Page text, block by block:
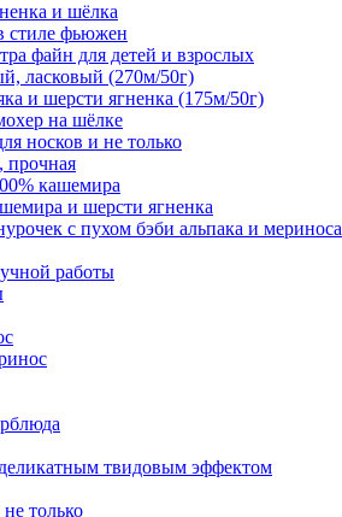
и шёлка
стиле фьюжен
файн для детей и взрослых
ласковый (270м/50г)
и шерсти ягненка (175м/50г)
на шёлке
носков и не только
прочная
кашемира
и шерсти ягненка
с пухом бэби альпака и мериноса
работы
твидовым эффектом
только